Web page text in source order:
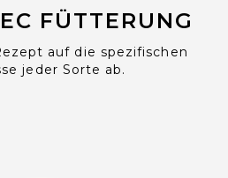
FÜTTERUNG
auf die spezifischen
jeder Sorte ab.